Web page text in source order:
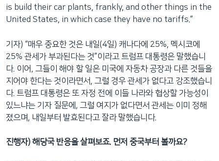
is build their car plants, frankly, and other things in the
United States, in which case they have no tariffs.”
기자) “매우 중요한 것은 내일(4일) 캐나다에 25%, 멕시코에
25% 관세가 부과된다는 것”이라고 트럼프 대통령은 말했습니
다. 이어, 그들이 해야 할 일은 미국에 자동차 공장과 다른 것들을
지어야 한다는 것이라면서, 그럴 경우 관세가 없다고 강조했습니
다. 트럼프 대통령은 또 자정 전에 이들 나라와 협상할 가능성이
있느냐는 기자 질문에, 그럴 여지가 없다면서 관세는 이미 정해
졌으며, 내일부터 발효된다고 잘라 말했습니다.
진행자) 해당국 반응을 살펴보죠. 먼저 중국부터 볼까요?